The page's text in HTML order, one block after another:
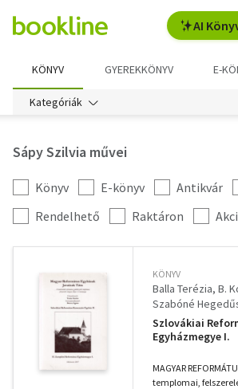
AI
KÖNYV GYEREKKÖNYV E-
Kategóriák
Sápy Szilvia művei
Kategória
szűrés
Könyv E-könyv Antikvár
További
szűrők
Rendelhető Raktáron
KÖNYV
Balla Terézia B.
Szabóné
Szlovákiai
Egyházmegye I.
MAGYAR
templomai,